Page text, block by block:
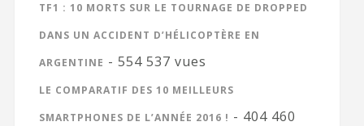
TF1 : 10 MORTS SUR LE TOURNAGE DE DROPPED
DANS UN ACCIDENT D’HÉLICOPTÈRE EN
ARGENTINE - 554 537 vues
LE COMPARATIF DES 10 MEILLEURS
SMARTPHONES DE L’ANNÉE 2016 ! - 404 460